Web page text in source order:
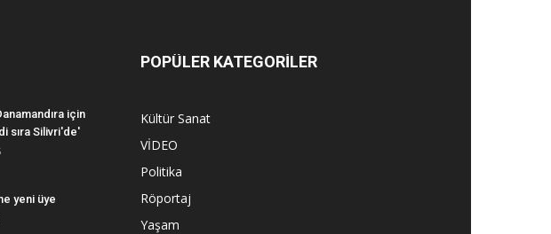
için
sıra Silivri'de'
yeni üye
POPÜLER KATEGORİLER
Kültür Sanat
VİDEO
Politika
Röportaj
Yaşam